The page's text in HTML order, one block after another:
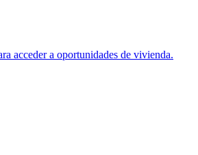
acceder a oportunidades de vivienda.